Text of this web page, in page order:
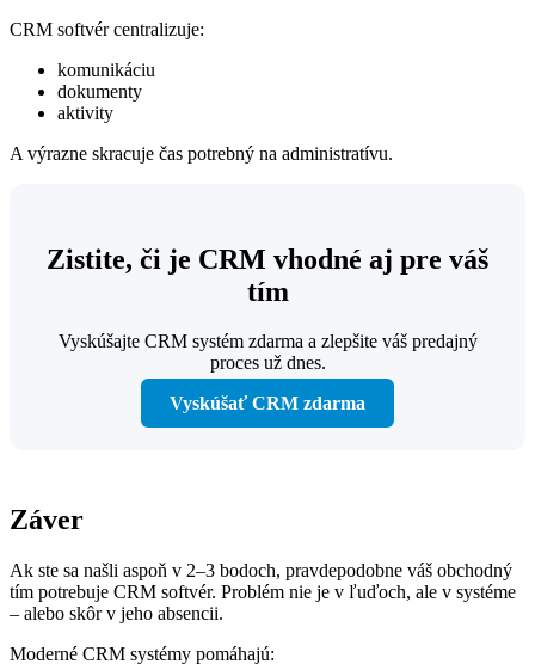
CRM softvér centralizuje:
komunikáciu
dokumenty
aktivity
A výrazne skracuje čas potrebný na administratívu.
Zistite, či je CRM vhodné aj pre váš
tím
Vyskúšajte CRM systém zdarma a zlepšite váš predajný
proces už dnes.
Vyskúšať CRM zdarma
Záver
Ak ste sa našli aspoň v 2–3 bodoch, pravdepodobne váš obchodný
tím potrebuje CRM softvér. Problém nie je v ľuďoch, ale v systéme
– alebo skôr v jeho absencii.
Moderné CRM systémy pomáhajú: